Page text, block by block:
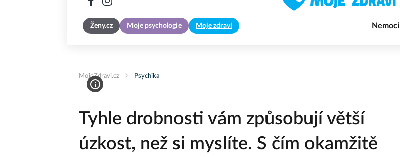
Ženy.cz Moje psychologie Moje zdraví Nemoci
MojeZdravi.cz Psychika
Tyhle drobnosti vám způsobují větší
úzkost, než si myslíte. S čím okamžitě